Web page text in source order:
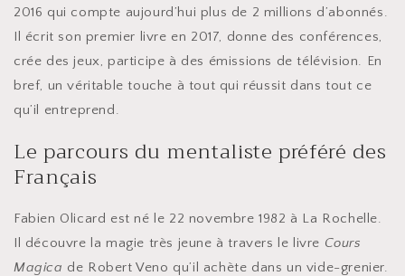
2016 qui compte aujourd’hui plus de 2 millions d’abonnés.
Il écrit son premier livre en 2017, donne des conférences,
crée des jeux, participe à des émissions de télévision. En
bref, un véritable touche à tout qui réussit dans tout ce
qu’il entreprend.
Le parcours du mentaliste préféré des
Français
Fabien Olicard est né le 22 novembre 1982 à La Rochelle.
Il découvre la magie très jeune à travers le livre Cours
Magica de Robert Veno qu’il achète dans un vide-grenier.